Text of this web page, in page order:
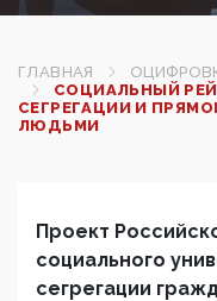
ГЛАВНАЯ
СОЦИАЛЬНЫЙ
СЕГРЕГАЦИИ И
ЛЮДЬМИ
Проект
социального
сегрегации